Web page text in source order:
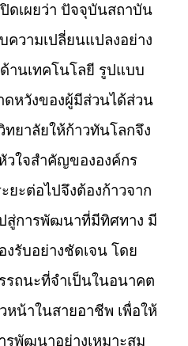
ดเผยว่า ปัจจุบันสถาบัน
วามเปลี่ยนแปลงอย่าง
านเทคโนโลยี รูปแบบ
ดหวังของผู้มีส่วนได้ส่วน
ทยาลัยให้ก้าวทันโลกจึง
วใจสำคัญขององค์กร
ะต่อไปจึงต้องก้าวจาก
สู่การพัฒนาที่มีทิศทาง มี
งรับอย่างชัดเจน โดย
รถนะที่จำเป็นในอนาคต
หน้าในสายอาชีพ เพื่อให้
พัฒนาอย่างเหมาะสม